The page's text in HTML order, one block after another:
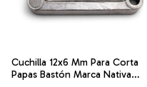
Cuchilla 12x6 Mm Para Corta
Papas Bastón Marca Nativa